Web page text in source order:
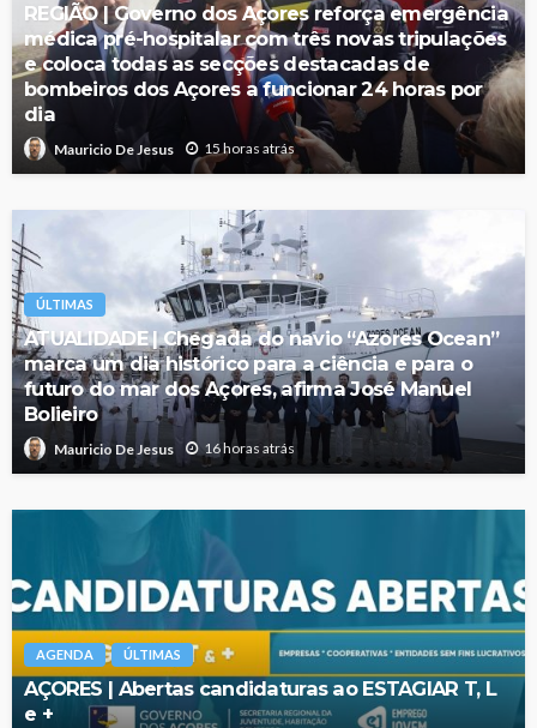
REGIÃO | Governo dos Açores reforça emergência
médica pré-hospitalar com três novas tripulações
e coloca todas as secções destacadas de
bombeiros dos Açores a funcionar 24 horas por
dia
Mauricio De Jesus 15 horas atrás
ÚLTIMAS
ATUALIDADE | Chegada do navio “Azores Ocean”
marca um dia histórico para a ciência e para o
futuro do mar dos Açores, afirma José Manuel
Bolieiro
Mauricio De Jesus 16 horas atrás
AGENDA ÚLTIMAS
AÇORES | Abertas candidaturas ao ESTAGIAR T, L
e +